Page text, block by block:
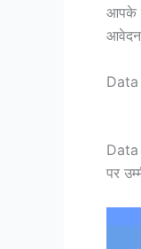
आपके
Data
पर